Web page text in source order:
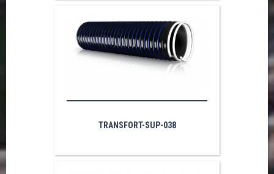
TRANSFORT-SUP-038